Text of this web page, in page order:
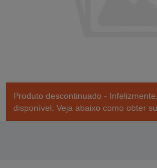
Produto descontinuado -
disponível. Veja abaixo como obter